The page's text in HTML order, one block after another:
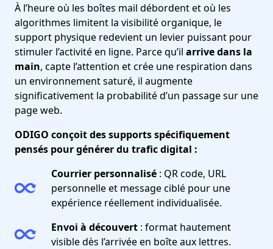
À l’heure où les boîtes mail débordent et où les
algorithmes limitent la visibilité organique, le
support physique redevient un levier puissant pour
stimuler l’activité en ligne. Parce qu’il arrive dans la
main, capte l’attention et crée une respiration dans
un environnement saturé, il augmente
significativement la probabilité d’un passage sur une
page web.
ODIGO conçoit des supports spécifiquement
pensés pour générer du trafic digital :
Courrier personnalisé : QR code, URL
personnelle et message ciblé pour une
expérience réellement individualisée.
Envoi à découvert : format hautement
visible dès l’arrivée en boîte aux lettres.